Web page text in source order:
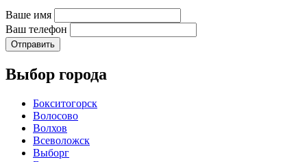
Ваше имя
Ваш телефон
Отправить
Выбор города
Бокситогорск
Волосово
Волхов
Всеволожск
Выборг